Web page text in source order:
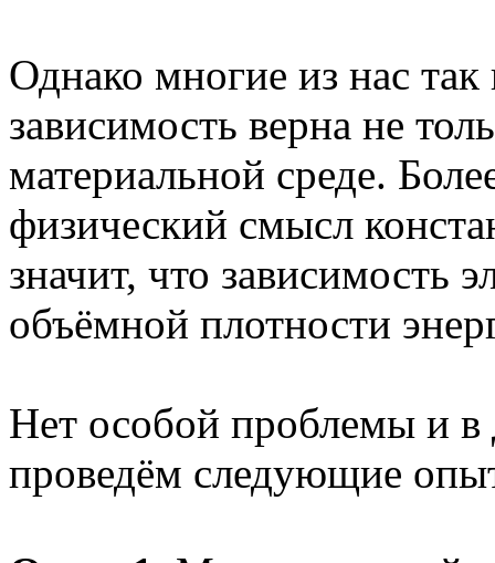
Однако многие из нас так
зависимость верна не
материальной среде.
физический смысл
значит, что зависимость
объёмной плотности
Нет особой проблемы и в
проведём следующие